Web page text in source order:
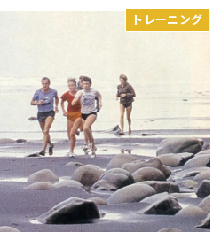
トレーニング